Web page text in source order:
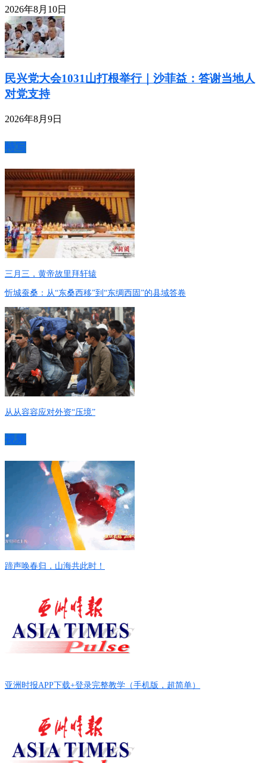
2026年8月10日
民兴党大会1031山打根举行｜沙菲益：答谢当地人
对党支持
2026年8月9日
特写
三月三，黄帝故里拜轩辕
忻城蚕桑：从“东桑西移”到“东绸西固”的县域答卷
从从容容应对外资“压境”
视频
蹄声唤春归，山海共此时！
亚洲时报APP下载+登录完整教学（手机版，超简单）